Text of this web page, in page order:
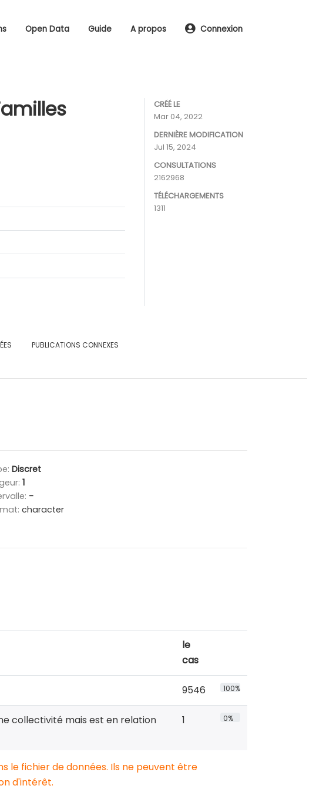
Open Data Guide A propos Connexion
CRÉÉ LE
Mar 04, 2022
DERNIÈRE MODIFICATION
Jul 15, 2024
CONSULTATIONS
2162968
TÉLÉCHARGEMENTS
1311
PUBLICATIONS CONNEXES
Discret
1
-
character
le
cas
9546 100%
collectivité mais est en relation
1 0%
le fichier de données. Ils ne peuvent être
d'intérêt.